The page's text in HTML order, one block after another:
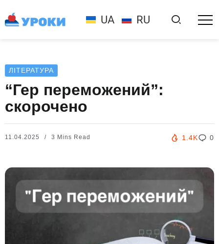
UA RU
ЛІТЕРАТУРА
“Гер переможений”:
скорочено
11.04.2025 3 Mins Read 1.4K 0